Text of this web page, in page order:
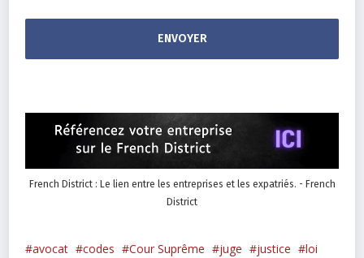
French District : Le lien entre les entreprises et les expatriés. - French
District
avocat codes Cour Suprême juge justice
loi